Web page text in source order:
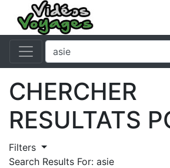
CHERCHER
RESULTATS
Filters
Search Results For: asie